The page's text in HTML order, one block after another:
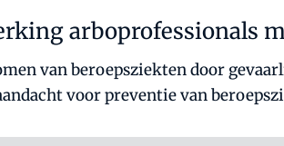
arboprofessionals
van beroepsziekten door
voor preventie van